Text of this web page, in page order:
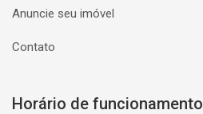
Anuncie seu imóvel
Contato
Horário de funcionamento